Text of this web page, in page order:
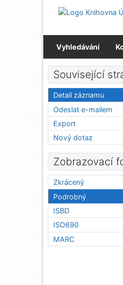
Přejít na menu
Vyhledávání
Související
Detail záznamu
Odeslat e-mailem
Export
Nový dotaz
Zobrazovací
Zkrácený
Podrobný
ISBD
ISO690
MARC